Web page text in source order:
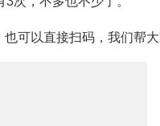
可以直接扫码，我们帮大